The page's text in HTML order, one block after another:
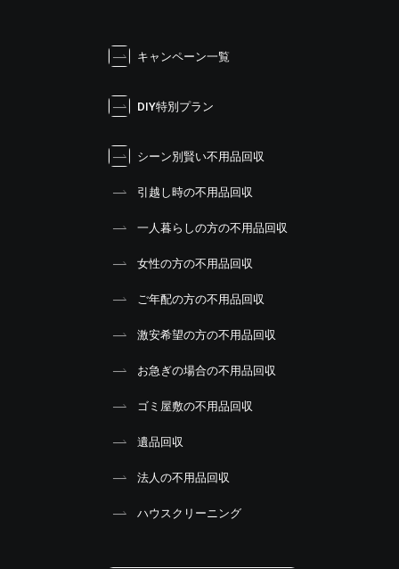
キャンペーン一覧
DIY特別プラン
シーン別賢い不用品回収
引越し時の不用品回収
一人暮らしの方の不用品回収
女性の方の不用品回収
ご年配の方の不用品回収
激安希望の方の不用品回収
お急ぎの場合の不用品回収
ゴミ屋敷の不用品回収
遺品回収
法人の不用品回収
ハウスクリーニング